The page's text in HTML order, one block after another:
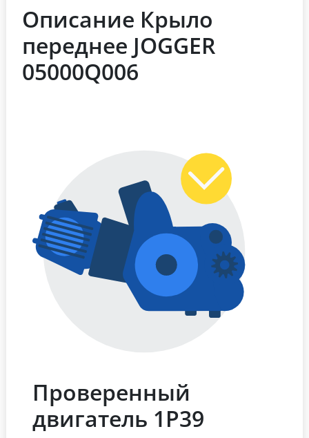
Описание Крыло
переднее JOGGER
05000Q006
Проверенный
двигатель 1Р39